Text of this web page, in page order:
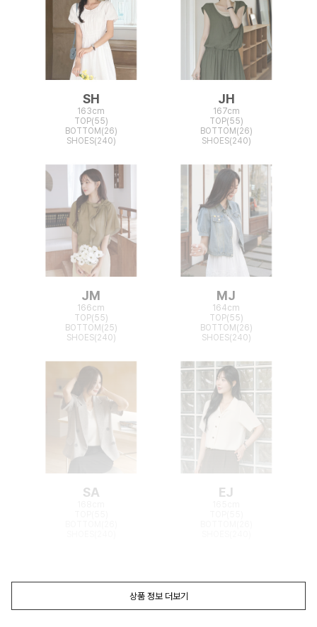
SH
163cm
TOP(55)
BOTTOM(26)
SHOES(240)
JH
167cm
TOP(55)
BOTTOM(26)
SHOES(240)
JM
166cm
TOP(55)
BOTTOM(25)
SHOES(240)
MJ
164cm
TOP(55)
BOTTOM(26)
SHOES(240)
SA EJ
상품 정보 더보기